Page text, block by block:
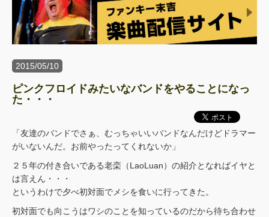
2015/05/10
ピンクフロイドみたいなバンドをやることになっ
た・・・
「友達のバンドでさぁ、むっちゃいいバンドなんだけどドラマー
がいないんだ。お前やったってくれないか」
２５年の付き合いである老栾（LaoLuan）の紹介となればイヤと
は言えん・・・
というわけで夕べ初対面でメシを食いに行ってきた。
初対面でも向こうはワシのことを知っているのだから待ち合わせ